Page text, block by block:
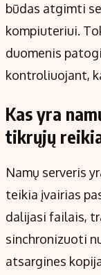
būdas atgimti
kompiuteriui.
duomenis
kontroliuojant,
Kas yra
tikrųjų
Namų serveris
teikia įvairias
dalijasi failais,
sinchronizuoti
atsargines